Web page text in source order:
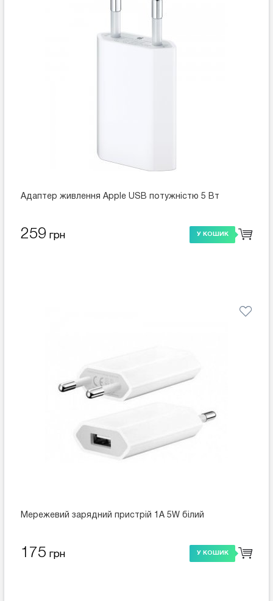
Адаптер живлення Apple USB потужністю 5 Вт
259 грн У КОШИК
Мережевий зарядний пристрій 1A 5W білий
175 грн У КОШИК